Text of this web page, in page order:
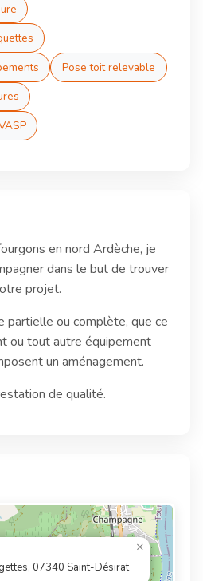
Pose toit relevable
en nord Ardèche, je
dans le but de trouver
projet.
ou complète, que ce
ou tout autre équipement
un aménagement.
de qualité.
07340 Saint-Désirat
×